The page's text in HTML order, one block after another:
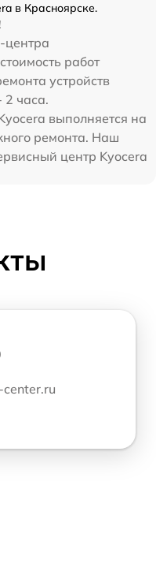
в Красноярске.
центра
работ
устройств
2 часа.
выполняется на
ремонта. Наш
центр Kyocera